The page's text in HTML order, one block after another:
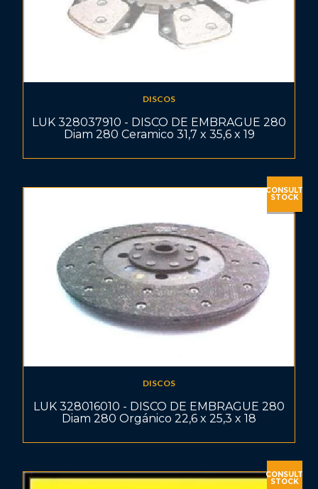
DISCOS
LUK 328037910 - DISCO DE EMBRAGUE 280
Diam 280 Ceramico 31,7 x 35,6 x 19
CONSULT
STOCK
DISCOS
LUK 328016010 - DISCO DE EMBRAGUE 280
Diam 280 Orgánico 22,6 x 25,3 x 18
CONSULT
STOCK